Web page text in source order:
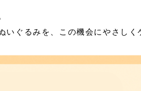
ぐるみを、この機会にやさしく